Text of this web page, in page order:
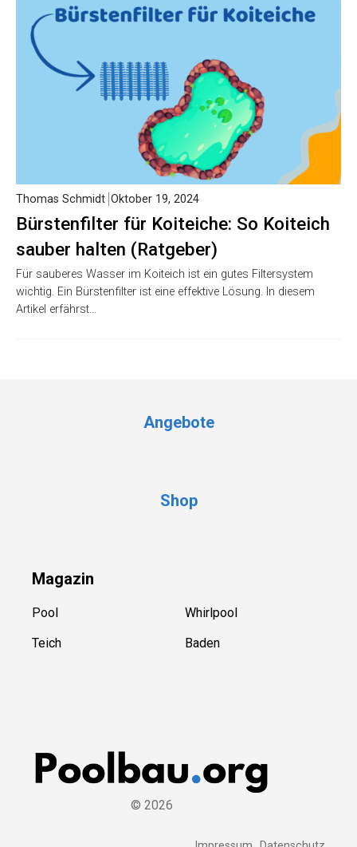
Bürstenfilter für Koiteiche: So Koiteich
sauber halten (Ratgeber)
Thomas Schmidt Oktober 19, 2024
Für sauberes Wasser im Koiteich ist ein gutes Filtersystem
wichtig. Ein Bürstenfilter ist eine effektive Lösung. In diesem
Artikel erfährst…
Angebote
Shop
Magazin
Pool
Teich
Whirlpool
Baden
© 2026